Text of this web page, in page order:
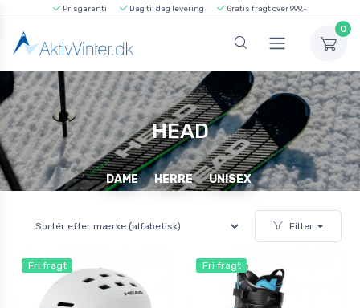
Prisgaranti Dag til dag levering Gratis fragt over 999,-
0
HEAD
DAME HERRE UNISEX
Filter
Fri fragt Fri fragt